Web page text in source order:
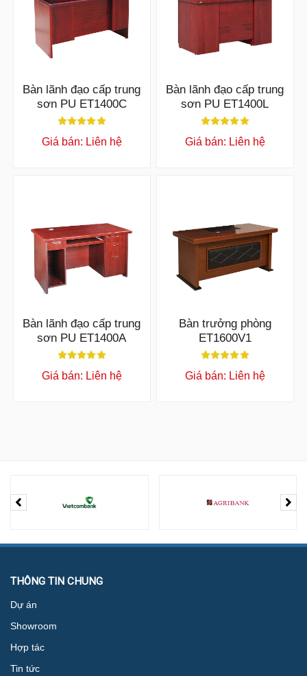
Bàn lãnh đạo cấp trung
sơn PU ET1400C
Giá bán: Liên hệ
Bàn lãnh đạo cấp trung
sơn PU ET1400L
Giá bán: Liên hệ
Bàn lãnh đạo cấp trung
sơn PU ET1400A
Giá bán: Liên hệ
Bàn trưởng phòng
ET1600V1
Giá bán: Liên hệ
THÔNG TIN CHUNG
Dự án
Showroom
Hợp tác
Tin tức